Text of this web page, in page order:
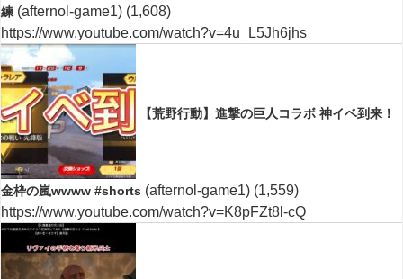
練 (afternol-game1) (1,608)
https://www.youtube.com/watch?v=4u_L5Jh6jhs
【荒野行動】進撃の巨人コラボ 神イベ到来！
金枠の嵐wwww #shorts (afternol-game1) (1,559)
https://www.youtube.com/watch?v=K8pFZt8l-cQ